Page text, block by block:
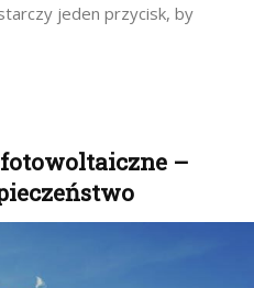
jeden przycisk, by
–